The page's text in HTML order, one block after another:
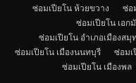
ซ่อมเปียโน ห้วยขวาง
ซ่อ
ซ่อมเปียโน เอก
ซ่อมเปียโน อำเภอเมืองสมุ
ซ่อมเปียโน เมืองนนทบุรี
ซ่อมเ
ซ่อมเปียโน เมืองพล